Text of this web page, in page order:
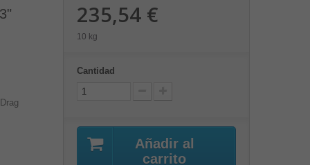
235,54 €
10 kg
Cantidad
Añadir al
carrito